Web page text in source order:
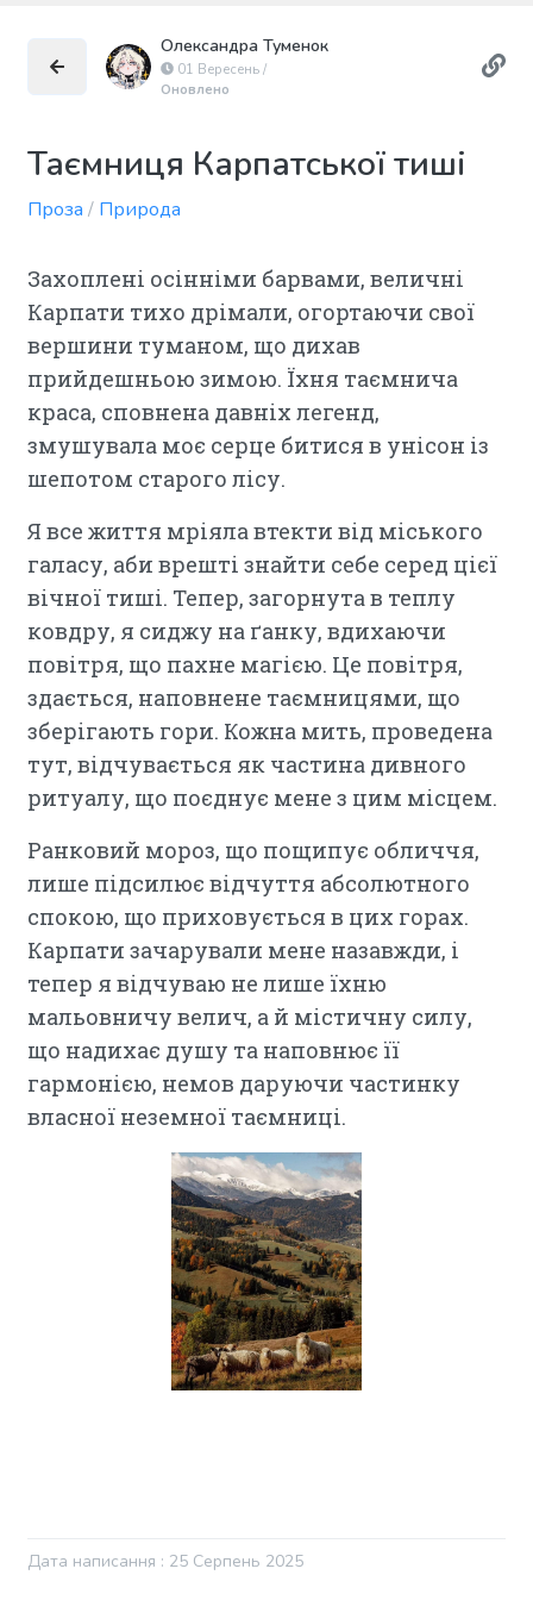
Олександра Туменок
01 Вересень /
Оновлено
Таємниця Карпатської тиші
Проза / Природа
Захоплені осінніми барвами, величні
Карпати тихо дрімали, огортаючи свої
вершини туманом, що дихав
прийдешньою зимою. Їхня таємнича
краса, сповнена давніх легенд,
змушувала моє серце битися в унісон із
шепотом старого лісу.
Я все життя мріяла втекти від міського
галасу, аби врешті знайти себе серед цієї
вічної тиші. Тепер, загорнута в теплу
ковдру, я сиджу на ґанку, вдихаючи
повітря, що пахне магією. Це повітря,
здається, наповнене таємницями, що
зберігають гори. Кожна мить, проведена
тут, відчувається як частина дивного
ритуалу, що поєднує мене з цим місцем.
Ранковий мороз, що пощипує обличчя,
лише підсилює відчуття абсолютного
спокою, що приховується в цих горах.
Карпати зачарували мене назавжди, і
тепер я відчуваю не лише їхню
мальовничу велич, а й містичну силу,
що надихає душу та наповнює її
гармонією, немов даруючи частинку
власної неземної таємниці.
Дата написання : 25 Серпень 2025